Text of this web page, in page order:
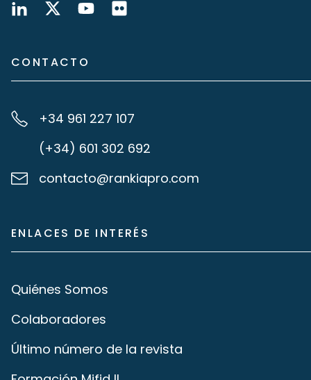
CONTACTO
+34 961 227 107
(+34) 601 302 692
contacto@rankiapro.com
ENLACES DE INTERÉS
Quiénes Somos
Colaboradores
Último número de la revista